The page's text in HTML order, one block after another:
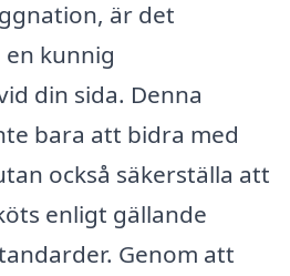
är det
kunnig
din sida. Denna
bara att bidra med
också säkerställa att
enligt gällande
Genom att